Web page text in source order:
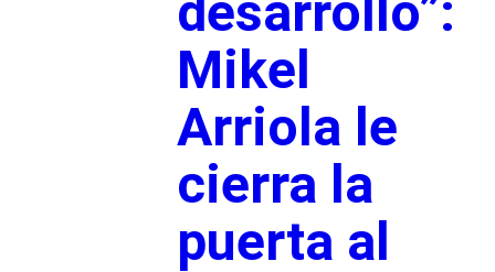
desarrollo”:
Mikel
Arriola le
cierra la
puerta al